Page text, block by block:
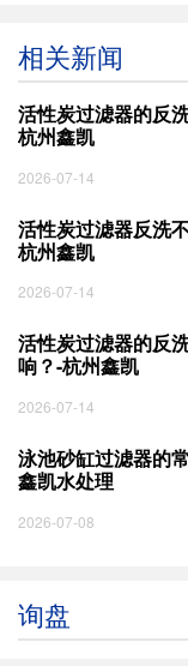
相关新闻
活性炭过滤器的反
杭州鑫凯
2026-07-14
活性炭过滤器反洗
杭州鑫凯
2026-07-14
活性炭过滤器的反
响？-杭州鑫凯
2026-07-14
泳池砂缸过滤器的
鑫凯水处理
2026-07-08
询盘